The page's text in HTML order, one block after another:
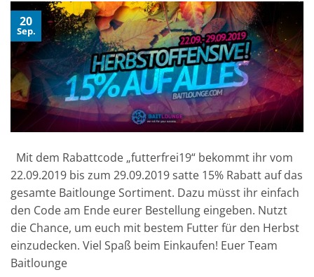
20
Sep.
Mit dem Rabattcode „futterfrei19“ bekommt ihr vom
22.09.2019 bis zum 29.09.2019 satte 15% Rabatt auf das
gesamte Baitlounge Sortiment. Dazu müsst ihr einfach
den Code am Ende eurer Bestellung eingeben. Nutzt
die Chance, um euch mit bestem Futter für den Herbst
einzudecken. Viel Spaß beim Einkaufen! Euer Team
Baitlounge